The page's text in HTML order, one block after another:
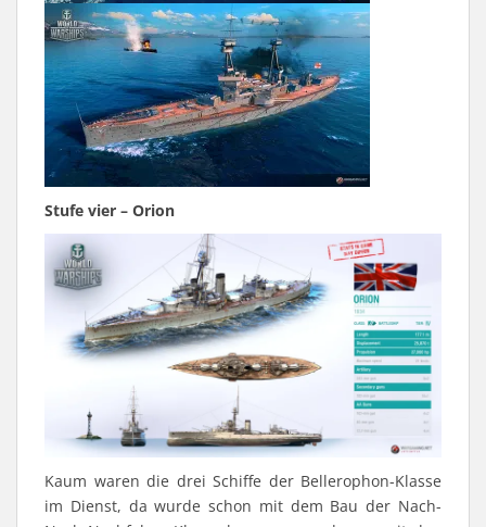
Stufe vier – Orion
Kaum waren die drei Schiffe der Bellerophon-Klasse
im Dienst, da wurde schon mit dem Bau der Nach-